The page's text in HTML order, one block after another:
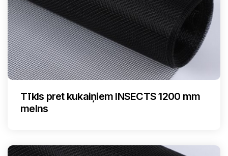
Tīkls pret kukaiņiem INSECTS 1200 mm
melns